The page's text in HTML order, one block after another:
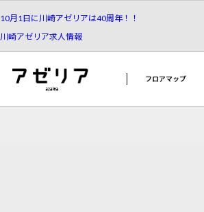
10月1日に川崎アゼリアは40周年！！
川崎アゼリア求人情報
フロアマップ